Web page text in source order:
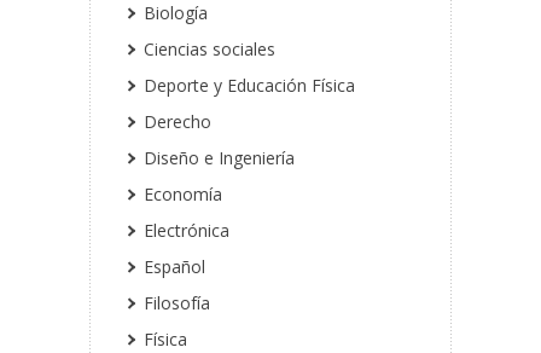
Biología
Ciencias sociales
Deporte y Educación Física
Derecho
Diseño e Ingeniería
Economía
Electrónica
Español
Filosofía
Física